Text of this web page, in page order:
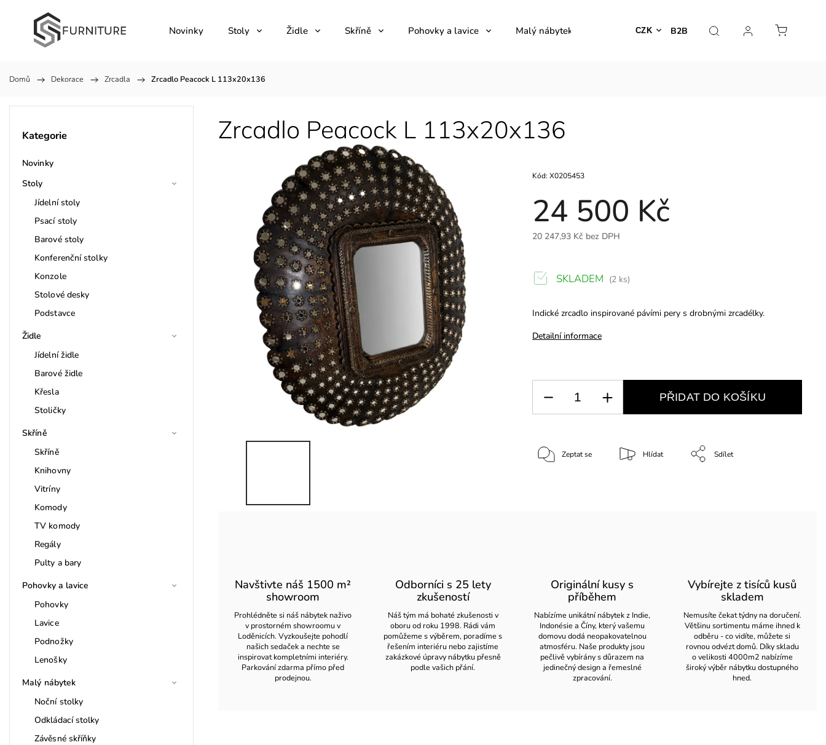
B2B
CZK
Novinky Stoly Židle Skříně Pohovky a lavice Malý nábytek Venkovní nábytek Dekorace
Domů / Dekorace / Zrcadla / Zrcadlo Peacock L 113x20x136
Kategorie
Novinky
Stoly
Jídelní stoly
Psací stoly
Barové stoly
Konferenční stolky
Konzole
Stolové desky
Podstavce
Židle
Jídelní židle
Barové židle
Křesla
Stoličky
Skříně
Skříně
Knihovny
Vitríny
Komody
TV komody
Regály
Pulty a bary
Pohovky a lavice
Pohovky
Lavice
Podnožky
Lenošky
Malý nábytek
Noční stolky
Odkládací stolky
Závěsné skříňky
Zrcadlo Peacock L 113x20x136
24 500 Kč
20 247,93 Kč bez DPH
Kód: X0205453
Indické zrcadlo inspirované pávími pery s drobnými zrcadélky.
Detailní informace
SKLADEM (2 ks)
PŘIDAT DO KOŠÍKU
Zeptat se Hlídat Sdílet
Navštivte náš 1500 m²
showroom
Prohlédněte si náš nábytek naživo
v prostorném showroomu v
Loděnicích. Vyzkoušejte pohodlí
našich sedaček a nechte se
inspirovat kompletními interiéry.
Parkování zdarma přímo před
prodejnou.
Odborníci s 25 lety
zkušeností
Náš tým má bohaté zkušenosti v
oboru od roku 1998. Rádi vám
pomůžeme s výběrem, poradíme s
řešením interiéru nebo zajistíme
zakázkové úpravy nábytku přesně
podle vašich přání.
Originální kusy s
příběhem
Nabízíme unikátní nábytek z Indie,
Indonésie a Číny, který vašemu
domovu dodá neopakovatelnou
atmosféru. Naše produkty jsou
pečlivě vybírány s důrazem na
jedinečný design a řemeslné
zpracování.
Vybírejte z tisíců kusů
skladem
Nemusíte čekat týdny na doručení.
Většinu sortimentu máme ihned k
odběru - co vidíte, můžete si
rovnou odvézt domů. Díky skladu
o velikosti 4000m2 nabízíme
široký výběr nábytku dostupného
hned.